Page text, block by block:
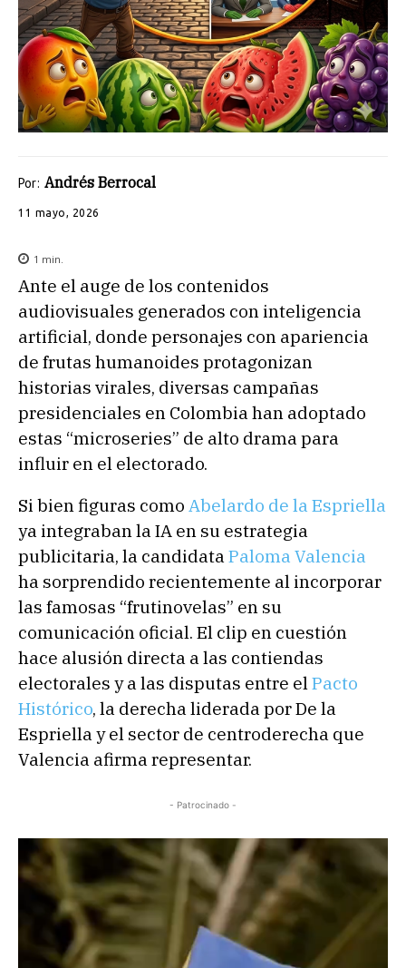
Por: Andrés Berrocal
11 mayo, 2026
1 min.
Ante el auge de los contenidos
audiovisuales generados con inteligencia
artificial, donde personajes con apariencia
de frutas humanoides protagonizan
historias virales, diversas campañas
presidenciales en Colombia han adoptado
estas “microseries” de alto drama para
influir en el electorado.
Si bien figuras como Abelardo de la Espriella
ya integraban la IA en su estrategia
publicitaria, la candidata Paloma Valencia
ha sorprendido recientemente al incorporar
las famosas “frutinovelas” en su
comunicación oficial. El clip en cuestión
hace alusión directa a las contiendas
electorales y a las disputas entre el Pacto
Histórico, la derecha liderada por De la
Espriella y el sector de centroderecha que
Valencia afirma representar.
- Patrocinado -